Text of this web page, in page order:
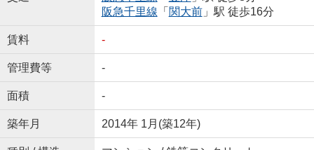
阪急千里線 「 関大前」駅 徒歩16分
賃料 -
管理費等 -
面積 -
築年月 2014年 1月(築12年)